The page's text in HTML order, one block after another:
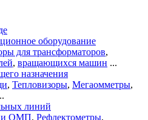
оборудование
для трансформаторов,
, вращающихся машин ...
назначения
, Тепловизоры, Мегаомметры,
линий
ОМП, Рефлектометры,